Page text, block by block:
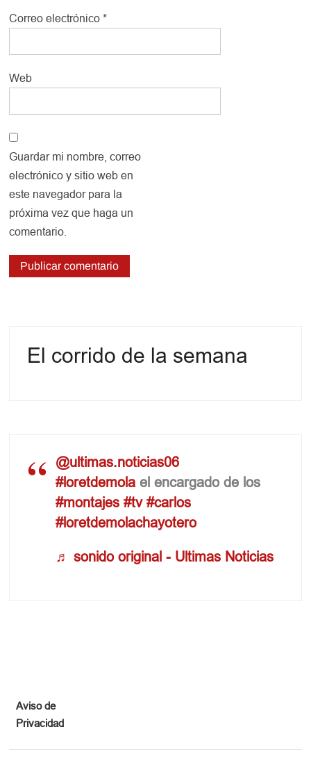
Correo electrónico*
Web
Guardar mi nombre, correo
electrónico y sitio web en
este navegador para la
próxima vez que haga un
comentario.
El corrido de la semana
@ultimas.noticias06
#loretdemola el encargado de los
#montajes #tv #carlos
#loretdemolachayotero
♬ sonido original - Ultimas Noticias
Aviso de
Privacidad